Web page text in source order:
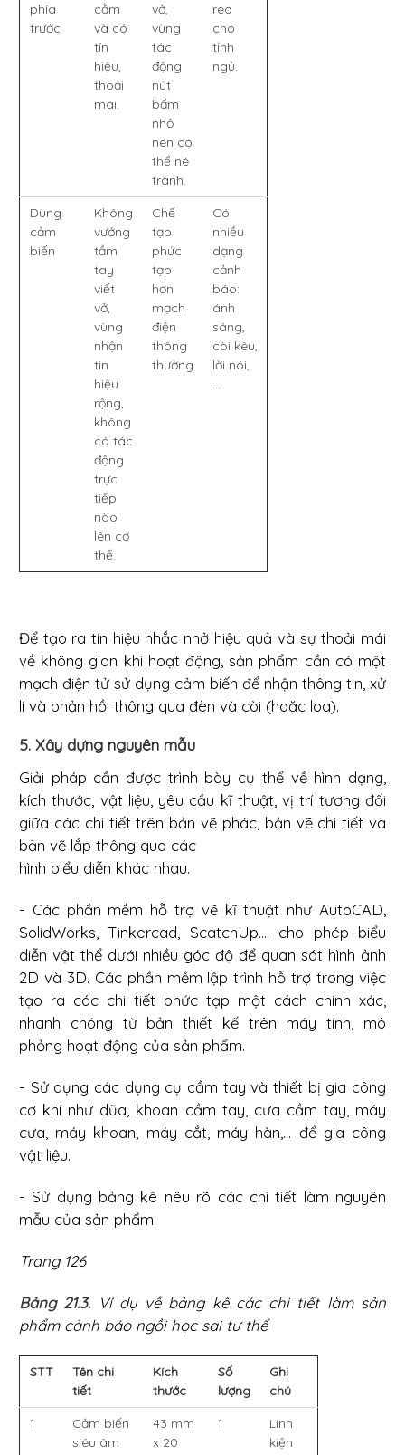
phía
trước
cằm
và có
tín
hiệu,
thoải
mái.
vở,
vùng
tác
động
nút
bấm
nhỏ
nên có
thể né
tránh.
reo
cho
tỉnh
ngủ.
Dùng
cảm
biến
Không
vướng
tầm
tay
viết
vở,
vùng
nhận
tin
hiệu
rộng,
không
có tác
động
trực
tiếp
nào
lên cơ
thể.
Chế
tạo
phức
tạp
hơn
mạch
điện
thông
thường
Có
nhiều
dạng
cảnh
báo:
ánh
sáng,
còi kêu,
lời nói,
...
Để tạo ra tín hiệu nhắc nhở hiệu quả và sự thoải mái
về không gian khi hoạt động, sản phẩm cần có một
mạch điện tử sử dụng cảm biến để nhận thông tin, xử
lí và phản hồi thông qua đèn và còi (hoặc loa).
5. Xây dựng nguyên mẫu
Giải pháp cần được trình bày cụ thể về hình dạng,
kích thước, vật liệu, yêu cầu kĩ thuật, vị trí tương đối
giữa các chi tiết trên bản vẽ phác, bản vẽ chi tiết và
bản vẽ lắp thông qua các
hình biểu diễn khác nhau.
- Các phần mềm hỗ trợ vẽ kĩ thuật như AutoCAD,
SolidWorks, Tinkercad, ScatchUp.... cho phép biểu
diễn vật thể dưới nhiều góc độ để quan sát hình ảnh
2D và 3D. Các phần mềm lập trình hỗ trợ trong việc
tạo ra các chi tiết phức tạp một cách chính xác,
nhanh chóng từ bản thiết kế trên máy tính, mô
phỏng hoạt động của sản phẩm.
- Sử dụng các dụng cụ cầm tay và thiết bị gia công
cơ khí như dũa, khoan cầm tay, cưa cầm tay, máy
cưa, máy khoan, máy cắt, máy hàn,... để gia công
vật liệu.
- Sử dụng bảng kê nêu rõ các chi tiết làm nguyên
mẫu của sản phẩm.
Trang 126
Bảng 21.3. Ví dụ về bảng kê các chi tiết làm sản
phẩm cảnh báo ngồi học sai tư thế
STT
Tên chi
tiết
Kích
thước
Số
lượng
Ghi
chú
1
Cảm biến
siêu âm
43 mm
x 20
1
Linh
kiện